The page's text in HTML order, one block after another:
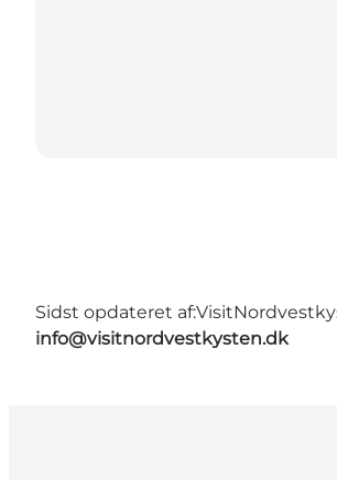
Sidst opdateret af:
info@visitnordvestkysten.dk